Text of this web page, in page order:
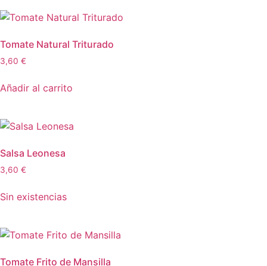
Tomate Natural Triturado
3,60 €
Añadir al carrito
Salsa Leonesa
3,60 €
Sin existencias
Tomate Frito de Mansilla